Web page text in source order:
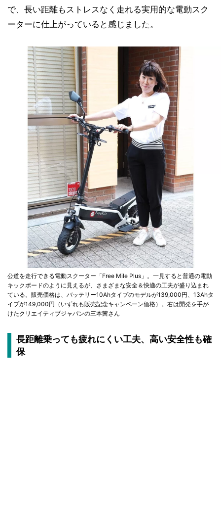
で、長い距離もストレスなく走れる実用的な電動スク
ーターに仕上がっていると感じました。
公道を走行できる電動スクーター「Free Mile Plus」。一見すると普通の電動
キックボードのように見えるが、さまざまな安全＆快適の工夫が盛り込まれ
ている。販売価格は、バッテリー10Ahタイプのモデルが139,000円、13Ahタ
イプが149,000円（いずれも販売記念キャンペーン価格）。右は開発を手が
けたクリエイティブジャパンの三本茜さん
長距離乗っても疲れにくい工夫、高い安全性も確
保